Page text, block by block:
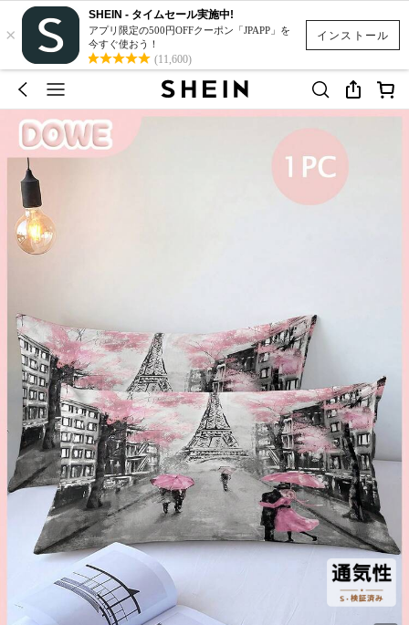
インストール
×
SHEIN - タイムセール実施中!
アプリ限定の500円OFFクーポン「JPAPP」を
今すぐ使おう！
(11,600)